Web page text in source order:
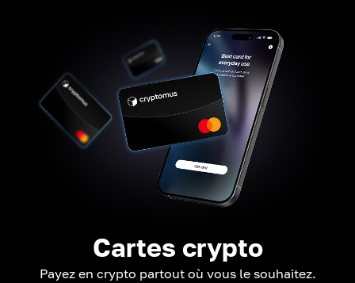
Cartes crypto
Payez en crypto partout où vous le souhaitez.